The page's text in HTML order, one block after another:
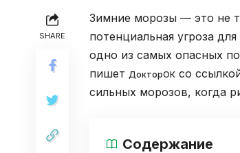
SHARE
Зимние морозы — это не
потенциальная угроза
одно из самых опасных
пишет ДокторОК со
сильных морозов, когда
Содержание